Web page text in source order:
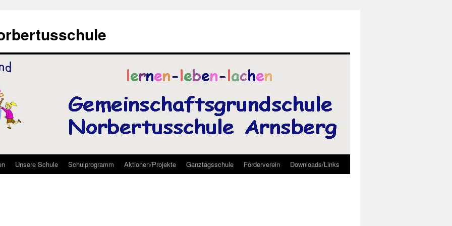
Unsere Schule Schulprogramm Aktionen/Projekte Ganztagsschule Förderverein Downloads/Links